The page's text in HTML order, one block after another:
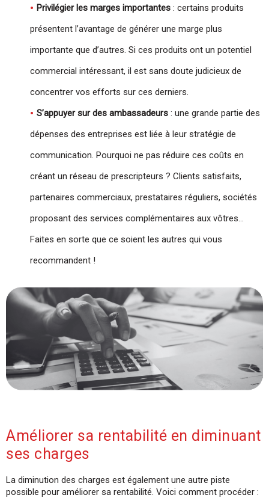
Privilégier les marges importantes : certains produits
présentent l’avantage de générer une marge plus
importante que d’autres. Si ces produits ont un potentiel
commercial intéressant, il est sans doute judicieux de
concentrer vos efforts sur ces derniers.
S’appuyer sur des ambassadeurs : une grande partie des
dépenses des entreprises est liée à leur stratégie de
communication. Pourquoi ne pas réduire ces coûts en
créant un réseau de prescripteurs ? Clients satisfaits,
partenaires commerciaux, prestataires réguliers, sociétés
proposant des services complémentaires aux vôtres…
Faites en sorte que ce soient les autres qui vous
recommandent !
Améliorer sa rentabilité en diminuant
ses charges
La diminution des charges est également une autre piste
possible pour améliorer sa rentabilité. Voici comment procéder :